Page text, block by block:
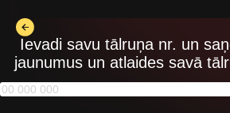
Ievadi savu tālruņa nr. un
jaunumus un atlaides savā